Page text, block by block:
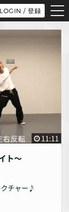
LOGIN / 登録
11:11
ト〜
クチャー♪